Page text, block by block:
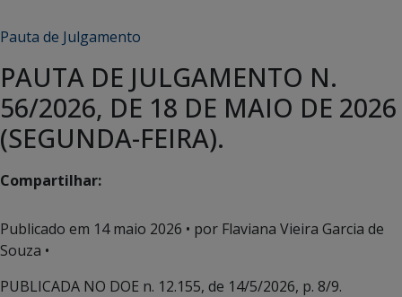
Pauta de Julgamento
PAUTA DE JULGAMENTO N.
56/2026, DE 18 DE MAIO DE 2026
(SEGUNDA-FEIRA).
Compartilhar:
Publicado em 14 maio 2026 • por Flaviana Vieira Garcia de
Souza •
PUBLICADA NO DOE n. 12.155, de 14/5/2026, p. 8/9.